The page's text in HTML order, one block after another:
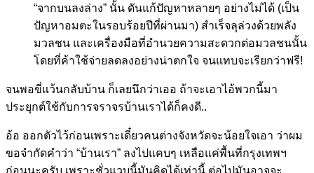
“จากบนลงล่าง” นั้น ดันแก้ปัญหาหลายๆ อย่างไม่ได้ (เป็น
ปัญหาอมตะในรอบร้อยปีที่ผ่านมา) สำเร็จลุล่วงด้วยพลัง
มวลชน และเครื่องมือที่อำนวยความสะดวกต่อมวลชนนั้น
โดยที่ค้าใช้จ่ายลดลงอย่างน่าตกใจ จนแทบจะเรียกว่าฟรี!
จนพอขี่แว้นกลับบ้าน ก็เลยนึกว่าเออ ถ้าจะเอาไอ้พวกนี้มา
ประยุกต์ใช้กับการจราจรบ้านเราได้ก็คงดี..
อ้อ ออกตัวไว้ก่อนเพราะเดี๋ยวคนต่างจังหวัดจะน้อยใจเอา ว่าผม
ขอจำกัดคำว่า “บ้านเรา” ลงไปแคบๆ เหลือแค่พื้นที่กรุงเทพฯ
ก่อนนะครับ เพราะชั่วแวบนี้มันคิดได้เท่านี้ ต่อไปมันอาจจะ